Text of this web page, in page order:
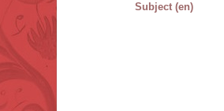
Subject (en)